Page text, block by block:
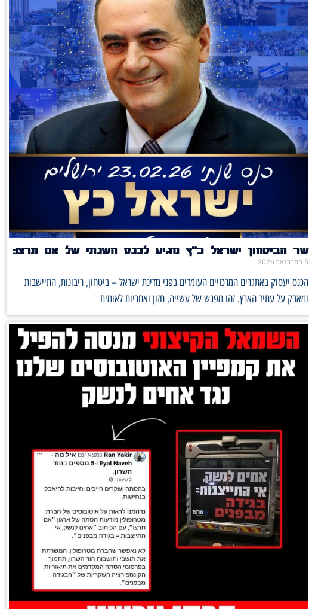
שר הביטחון ישראל כ"ץ מגיע לכנס השנתי של אם תרצו:
5 בפברואר 2026
הכנס יעסוק באתגרים המרכזיים העומדים בפני מדינת ישראל – ביטחון, ריבונות, התיישבות
ומאבק על עתיד הארץ. זהו מפגש של עשייה, חזון ואחריות לאומית